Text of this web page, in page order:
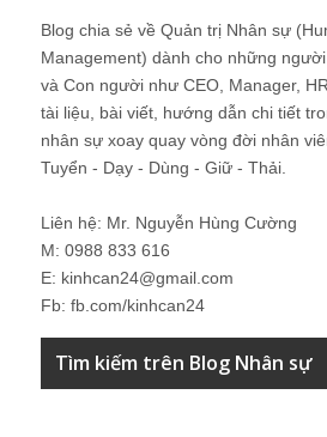
Blog chia sẻ về Quản trị Nhân sự
Management) dành cho những
và Con người như CEO, Manager,
tài liệu, bài viết, hướng dẫn chi tiết
nhân sự xoay quay vòng đời nhân
Tuyển - Dạy - Dùng - Giữ - Thải.
Liên hệ: Mr. Nguyễn Hùng Cường
M: 0988 833 616
E: kinhcan24@gmail.com
Fb: fb.com/kinhcan24
Tìm kiếm trên Blog Nhân sự